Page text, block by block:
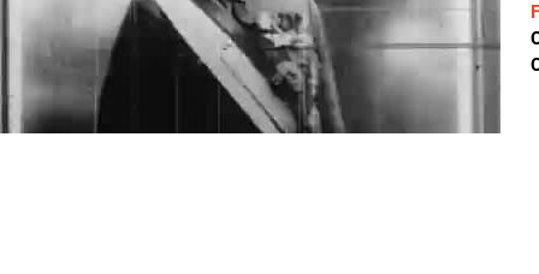
FORMULÁRIO DE BUSCA